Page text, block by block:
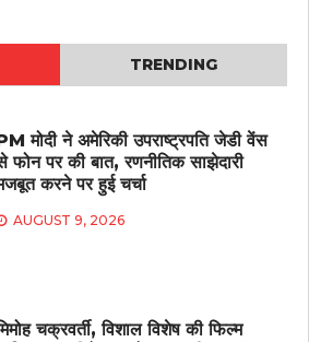
TRENDING
मोदी ने अमेरिकी उपराष्ट्रपति जेडी वेंस
फोन पर की बात, रणनीतिक साझेदारी
करने पर हुई चर्चा
AUGUST 9, 2026
चक्रवर्ती, विशाल विशेष की फिल्म